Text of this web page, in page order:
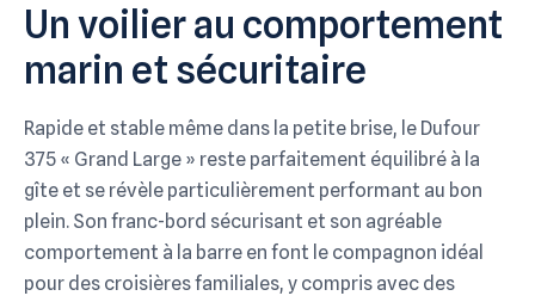
Un voilier au comportement
marin et sécuritaire
Rapide et stable même dans la petite brise, le Dufour
375 « Grand Large » reste parfaitement équilibré à la
gîte et se révèle particulièrement performant au bon
plein. Son franc-bord sécurisant et son agréable
comportement à la barre en font le compagnon idéal
pour des croisières familiales, y compris avec des